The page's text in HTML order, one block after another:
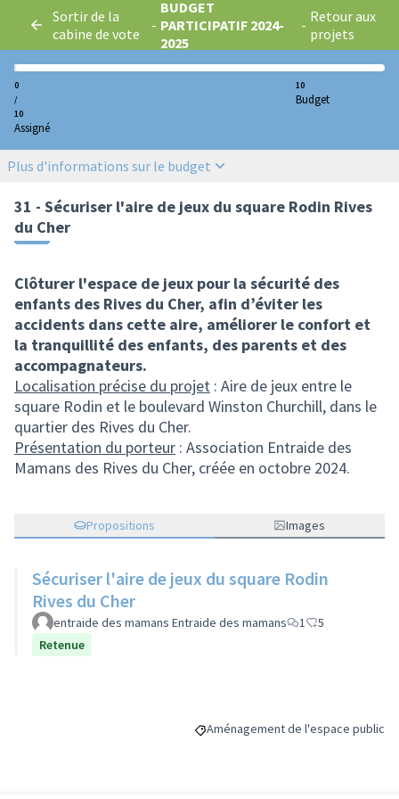
Sortir de la
cabine de vote
-
BUDGET
PARTICIPATIF 2024-
2025
- Retour aux
projets
0
/
10
Assigné
10
Budget
Plus d'informations sur le budget
31 - Sécuriser l'aire de jeux du square Rodin Rives
du Cher
Clôturer l'espace de jeux pour la sécurité des
enfants des Rives du Cher, afin d’éviter les
accidents dans cette aire, améliorer le confort et
la tranquillité des enfants, des parents et des
accompagnateurs.
Localisation précise du projet : Aire de jeux entre le
square Rodin et le boulevard Winston Churchill, dans le
quartier des Rives du Cher.
Présentation du porteur : Association Entraide des
Mamans des Rives du Cher, créée en octobre 2024.
Propositions Images
Sécuriser l'aire de jeux du square Rodin
Rives du Cher
entraide des mamans Entraide des mamans 1
5
Retenue
Filtrer les résultats de la catégorie
Aménagement de l'espace public